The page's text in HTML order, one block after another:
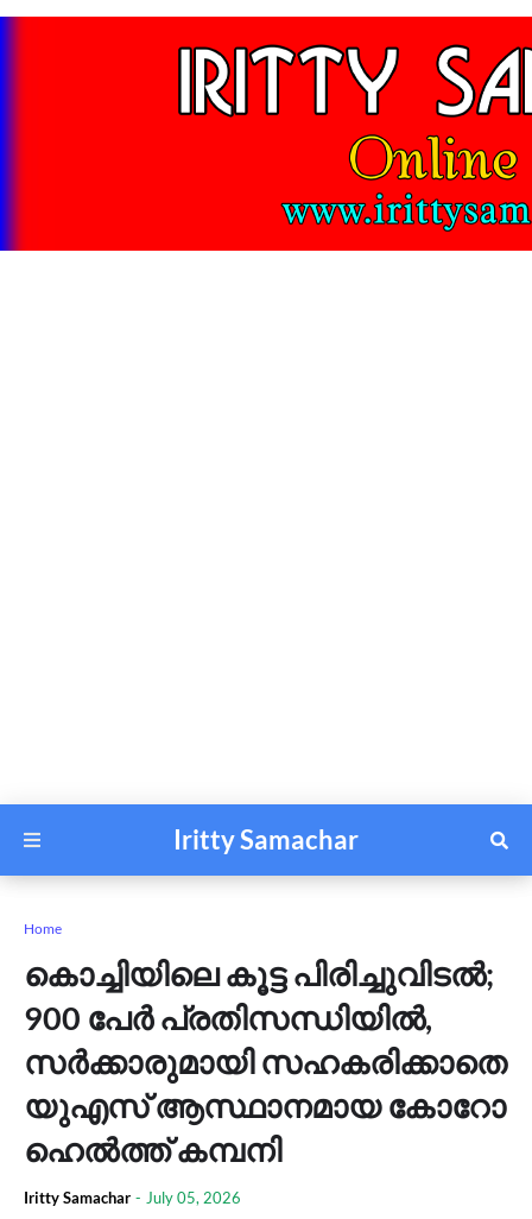
Iritty Samachar
Home
കൊച്ചിയിലെ കൂട്ട പിരിച്ചുവിടൽ;
900 പേർ പ്രതിസന്ധിയിൽ,
സർക്കാരുമായി സഹകരിക്കാതെ
യുഎസ് ആസ്ഥാനമായ കോറോ
ഹെൽത്ത് കമ്പനി
Iritty Samachar - July 05, 2026